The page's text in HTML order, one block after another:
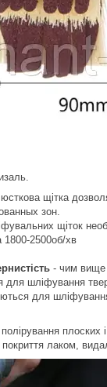
щітка
зон.
щіток
2500об/хв
- чим вище
для шліфування
для
лаком,